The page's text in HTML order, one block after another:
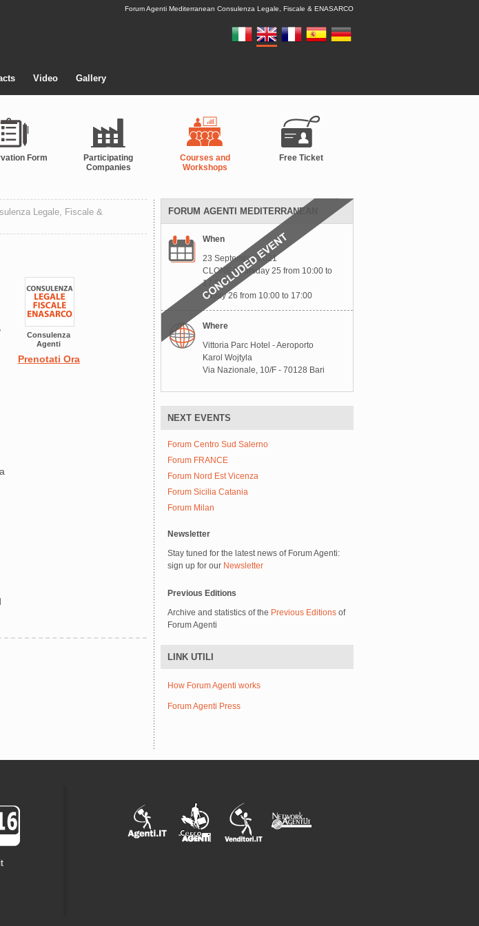
Forum Agenti Mediterranean Consulenza Legale, Fiscale & ENASARCO
Form
Participating
Companies
Courses and
Workshops
Free Ticket
Video Gallery
Legale, Fiscale &
Consulenza
Agenti
Prenotati Ora
FORUM AGENTI MEDITERRANEAN
When
23 September 2021
CLONE-Thursday 25 from 10:00 to
17:00
Friday 26 from 10:00 to 17:00
Where
Vittoria Parc Hotel - Aeroporto
Karol Wojtyla
Via Nazionale, 10/F - 70128 Bari
NEXT EVENTS
Forum Centro Sud Salerno
Forum FRANCE
Forum Nord Est Vicenza
Forum Sicilia Catania
Forum Milan
Newsletter
Stay tuned for the latest news of Forum Agenti:
sign up for our Newsletter
Previous Editions
Archive and statistics of the Previous Editions of
Forum Agenti
LINK UTILI
How Forum Agenti works
Forum Agenti Press